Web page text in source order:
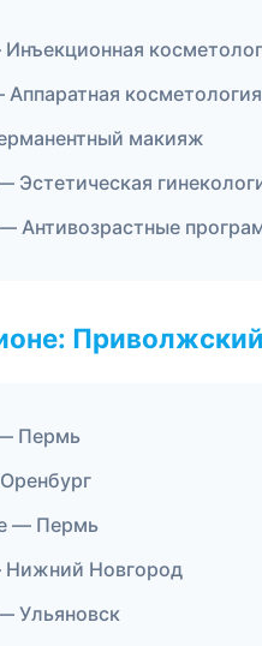
косметология
макияж
Антивозрастные
Пермь
— Пермь
Нижний Новгород
Ульяновск